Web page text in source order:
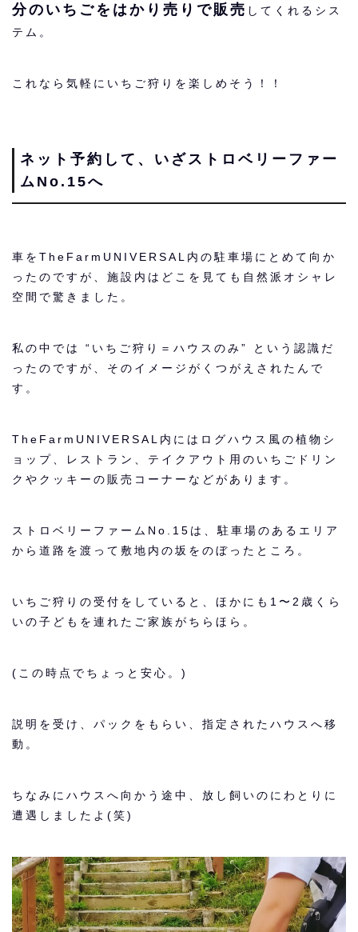
分のいちごをはかり売りで販売 してくれるシス
テム。
これなら気軽にいちご狩りを楽しめそう！！
ネット予約して、いざストロベリーファー
ムNo.15へ
車をTheFarmUNIVERSAL内の駐車場にとめて向か
ったのですが、施設内はどこを見ても自然派オシャレ
空間で驚きました。
私の中では “いちご狩り＝ハウスのみ” という認識だ
ったのですが、そのイメージがくつがえされたんで
す。
TheFarmUNIVERSAL内にはログハウス風の植物シ
ョップ、レストラン、テイクアウト用のいちごドリン
クやクッキーの販売コーナーなどがあります。
ストロベリーファームNo.15は、駐車場のあるエリア
から道路を渡って敷地内の坂をのぼったところ。
いちご狩りの受付をしていると、ほかにも1〜2歳くら
いの子どもを連れたご家族がちらほら。
(この時点でちょっと安心。)
説明を受け、パックをもらい、指定されたハウスへ移
動。
ちなみにハウスへ向かう途中、放し飼いのにわとりに
遭遇しましたよ(笑)